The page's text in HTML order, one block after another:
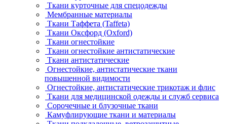
Ткани курточные для спецодежды
Мембранные материалы
Ткани Таффета (Taffeta)
Ткани Оксфорд (Oxford)
Ткани огнестойкие
Ткани огнестойкие антистатические
Ткани антистатические
Огнестойкие, антистатические ткани
повышенной видимости
Огнестойкие, антистатические трикотаж и флис
Ткани для медицинской одежды и служб сервиса
Сорочечные и блузочные ткани
Камуфлирующие ткани и материалы